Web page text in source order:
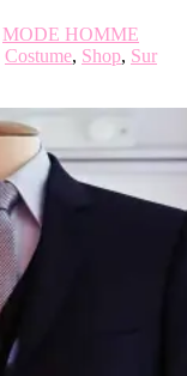
MODE HOMME
Costume, Shop, Sur